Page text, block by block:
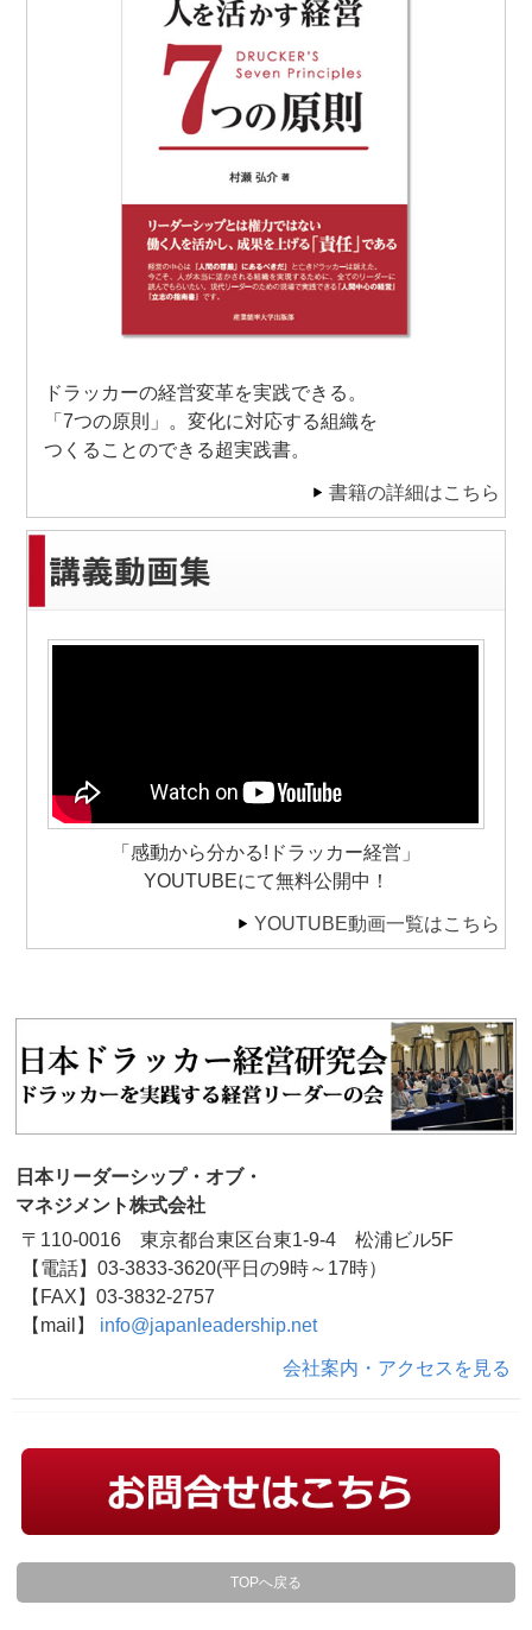
ドラッカーの経営変革を実践できる。
「7つの原則」。変化に対応する組織を
つくることのできる超実践書。
書籍の詳細はこちら
「感動から分かる!ドラッカー経営」
YOUTUBEにて無料公開中！
YOUTUBE動画一覧はこちら
日本リーダーシップ・オブ・
マネジメント株式会社
〒110-0016 東京都台東区台東1-9-4 松浦ビル5F
【電話】03-3833-3620(平日の9時～17時）
【FAX】03-3832-2757
【mail】
info@japanleadership.net
会社案内・アクセスを見る
TOPへ戻る